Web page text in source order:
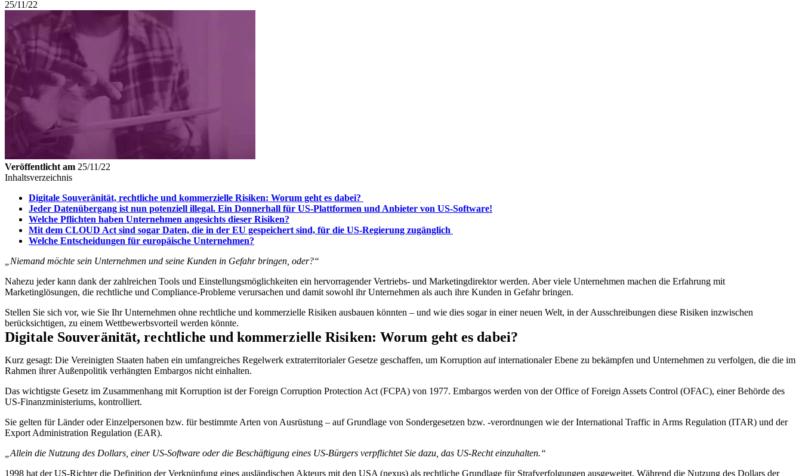
25/11/22
Veröffentlicht am 25/11/22
Inhaltsverzeichnis
Digitale Souveränität, rechtliche und kommerzielle Risiken: Worum geht es dabei?
Jeder Datenübergang ist nun potenziell illegal. Ein Donnerhall für US-Plattformen und Anbieter von US-Software!
Welche Pflichten haben Unternehmen angesichts dieser Risiken?
Mit dem CLOUD Act sind sogar Daten, die in der EU gespeichert sind, für die US-Regierung zugänglich
Welche Entscheidungen für europäische Unternehmen?
„Niemand möchte sein Unternehmen und seine Kunden in Gefahr bringen, oder?“
Nahezu jeder kann dank der zahlreichen Tools und Einstellungsmöglichkeiten ein hervorragender Vertriebs- und Marketingdirektor werden. Aber viele Unternehmen machen die Erfahrung mit
Marketinglösungen, die rechtliche und Compliance-Probleme verursachen und damit sowohl ihr Unternehmen als auch ihre Kunden in Gefahr bringen.
Stellen Sie sich vor, wie Sie Ihr Unternehmen ohne rechtliche und kommerzielle Risiken ausbauen könnten – und wie dies sogar in einer neuen Welt, in der Ausschreibungen diese Risiken inzwischen
berücksichtigen, zu einem Wettbewerbsvorteil werden könnte.
Digitale Souveränität, rechtliche und kommerzielle Risiken: Worum geht es dabei?
Kurz gesagt: Die Vereinigten Staaten haben ein umfangreiches Regelwerk extraterritorialer Gesetze geschaffen, um Korruption auf internationaler Ebene zu bekämpfen und Unternehmen zu verfolgen, die die im
Rahmen ihrer Außenpolitik verhängten Embargos nicht einhalten.
Das wichtigste Gesetz im Zusammenhang mit Korruption ist der Foreign Corruption Protection Act (FCPA) von 1977. Embargos werden von der Office of Foreign Assets Control (OFAC), einer Behörde des
US-Finanzministeriums, kontrolliert.
Sie gelten für Länder oder Einzelpersonen bzw. für bestimmte Arten von Ausrüstung – auf Grundlage von Sondergesetzen bzw. -verordnungen wie der International Traffic in Arms Regulation (ITAR) und der
Export Administration Regulation (EAR).
„Allein die Nutzung des Dollars, einer US-Software oder die Beschäftigung eines US-Bürgers verpflichtet Sie dazu, das US-Recht einzuhalten.“
1998 hat der US-Richter die Definition der Verknüpfung eines ausländischen Akteurs mit den USA (nexus) als rechtliche Grundlage für Strafverfolgungen ausgeweitet. Während die Nutzung des Dollars der